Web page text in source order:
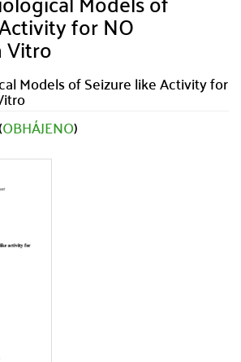
for NO
Vitro
Models of Seizure like Activity for
OBHÁJENO)